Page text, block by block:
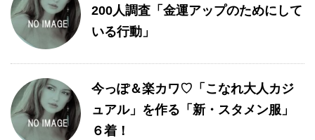
200人調査「金運アップのためにして
いる行動」
今っぽ＆楽カワ♡「こなれ大人カジ
ュアル」を作る「新・スタメン服」
６着！